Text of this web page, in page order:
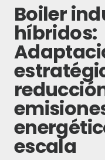
Boiler
híbridos:
escala